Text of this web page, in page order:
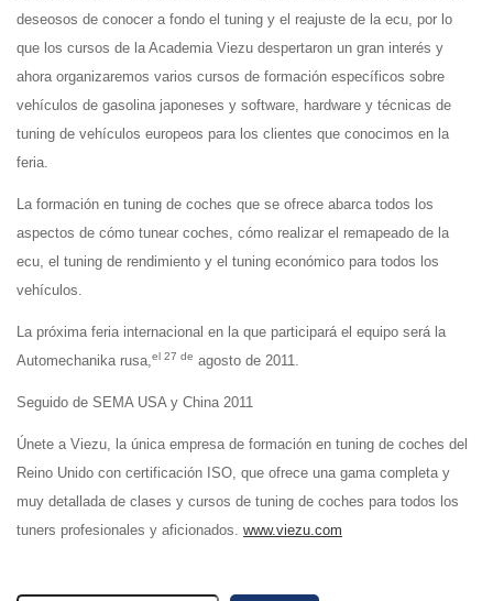
deseosos de conocer a fondo el tuning y el reajuste de la ecu, por lo
que los cursos de la Academia Viezu despertaron un gran interés y
ahora organizaremos varios cursos de formación específicos sobre
vehículos de gasolina japoneses y software, hardware y técnicas de
tuning de vehículos europeos para los clientes que conocimos en la
feria.
La formación en tuning de coches que se ofrece abarca todos los
aspectos de cómo tunear coches, cómo realizar el remapeado de la
ecu, el tuning de rendimiento y el tuning económico para todos los
vehículos.
La próxima feria internacional en la que participará el equipo será la
Automechanika rusa,el 27 de agosto de 2011.
Seguido de SEMA USA y China 2011
Únete a Viezu, la única empresa de formación en tuning de coches del
Reino Unido con certificación ISO, que ofrece una gama completa y
muy detallada de clases y cursos de tuning de coches para todos los
tuners profesionales y aficionados. www.viezu.com